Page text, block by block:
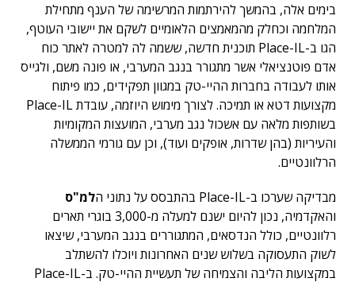
בימים אלה, בהמשך להירתמות המרשימה של הענף מתחילת
המלחמה וכחלק מהמאמצים הלאומיים לשקם את יישובי העוטף,
הגו ב-Place-IL תוכנית חדשה, ששמה לה למטרה לאתר כוח
אדם פוטנציאלי אשר מתגורר בנגב המערבי, או פונה משם, ולגייס
אותו לעבודה בחברות ההיי-טק במגוון תפקידים, כמו פיתוח
מקצועות דטא או תמיכה. לצורך מימוש היוזמה, עובדת Place-IL
בשותפות מלאה עם אשכול נגב מערבי, המועצות המקומיות
והעיריות (בהן שדרות, אופקים ועוד), וכן עם גורמי הממשלה
הרלוונטיים.
מבדיקה שערכו ב-Place-IL בהתבסס על נתוני ה
למ"ס
והאקדמיה, נכון להיום ישנם למעלה מ-3,000 בוגרי תארים
רלוונטיים, כולל הנדסאים, המתגוררים בנגב המערבי, שיצאו
לשוק התעסוקה בשלוש שנים האחרונות ויוכלו להשתלב
במקצועות הליבה והצמיחה של תעשיית ההיי-טק. ב-Place-IL